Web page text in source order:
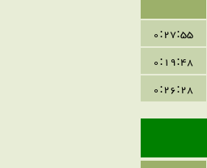
0:27:55
0: 19:48
0:26:28